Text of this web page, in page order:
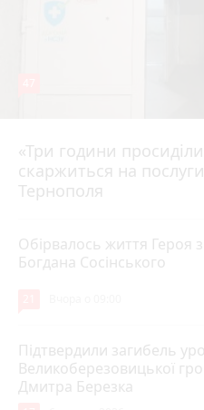
«Три години
скаржиться на
Тернополя
Вчора о 13:05
Обірвалось життя Героя
Богдана Сосінського
Підтвердили загибель
Великоберезовицької
Дмитра Березка